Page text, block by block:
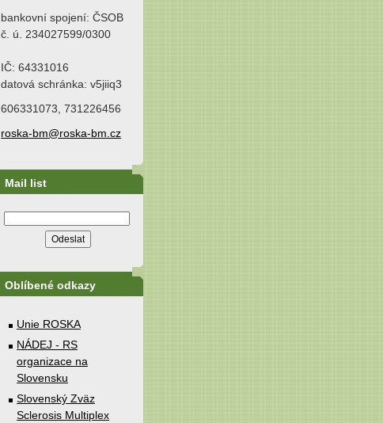
bankovní spojení: ČSOB
č. ú. 234027599/0300
IČ: 64331016
datová schránka: v5jiiq3
606331073, 731226456
roska-bm@roska-bm.cz
Mail list
Oblíbené odkazy
Unie ROSKA
NÁDEJ - RS
organizace na
Slovensku
Slovenský Zväz
Sclerosis Multiplex